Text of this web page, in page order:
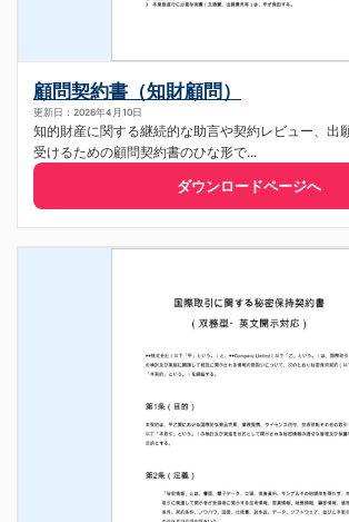
顧問契約書（知財顧問）
更新日：2026年4月10日
知的財産に関する継続的な助言や契約レビュー、出
受けるための顧問契約書のひな形で...
ダウンロードページへ